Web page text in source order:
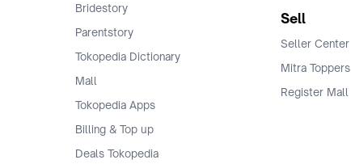
Bridestory
Parentstory
Tokopedia Dictionary
Mall
Tokopedia Apps
Billing & Top up
Deals Tokopedia
Sell
Seller Center
Mitra Toppers
Register Mall